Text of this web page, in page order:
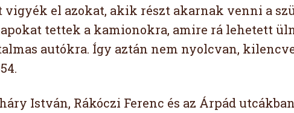
vigyék el azokat, akik részt akarnak venni a
tettek a kamionokra, amire rá lehetett
autókra. Így aztán nem nyolcvan,
István, Rákóczi Ferenc és az Árpád